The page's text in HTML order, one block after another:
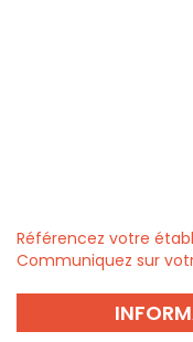
Référencez votre
Communiquez sur